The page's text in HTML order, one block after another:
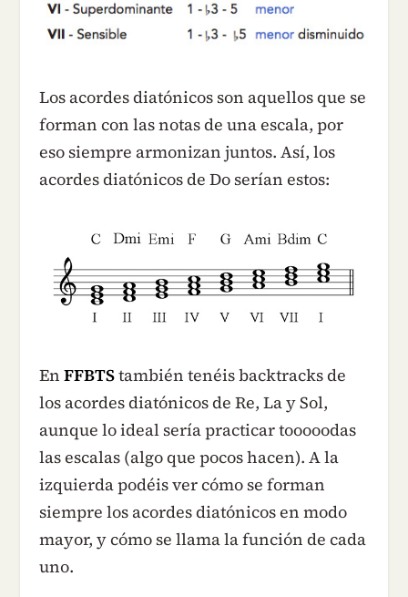
Los acordes diatónicos son aquellos que se
forman con las notas de una escala, por
eso siempre armonizan juntos. Así, los
acordes diatónicos de Do serían estos:
En FFBTStambién tenéis backtracks de
los acordes diatónicos de Re, La y Sol,
aunque lo ideal sería practicar tooooodas
las escalas (algo que pocos hacen). A la
izquierda podéis ver cómo se forman
siempre los acordes diatónicos en modo
mayor, y cómo se llama la función de cada
uno.